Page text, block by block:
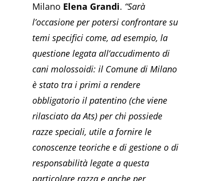
Milano Elena Grandi. “Sarà
l’occasione per potersi confrontare su
temi specifici come, ad esempio, la
questione legata all’accudimento di
cani molossoidi: il Comune di Milano
è stato tra i primi a rendere
obbligatorio il patentino (che viene
rilasciato da Ats) per chi possiede
razze speciali, utile a fornire le
conoscenze teoriche e di gestione o di
responsabilità legate a questa
particolare razza e anche per